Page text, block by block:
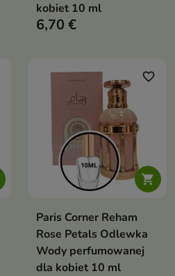
kobiet 10 ml
6,70 €

favorite_border
Paris Corner Reham
Rose Petals Odlewka
Wody perfumowanej
dla kobiet 10 ml